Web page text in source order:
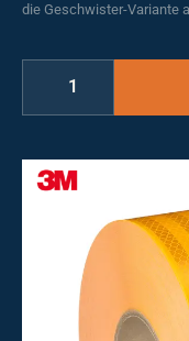
die Geschwister-Variante